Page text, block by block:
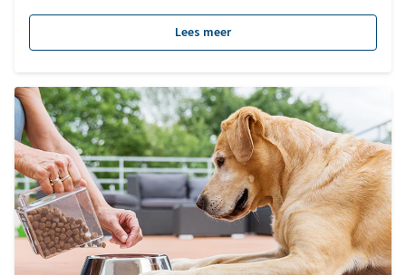
duiken we in de wereld van populaire hondenrassen, hun
karaktereigenschappen en waar je op moet letten bij het kiezen
Lees meer